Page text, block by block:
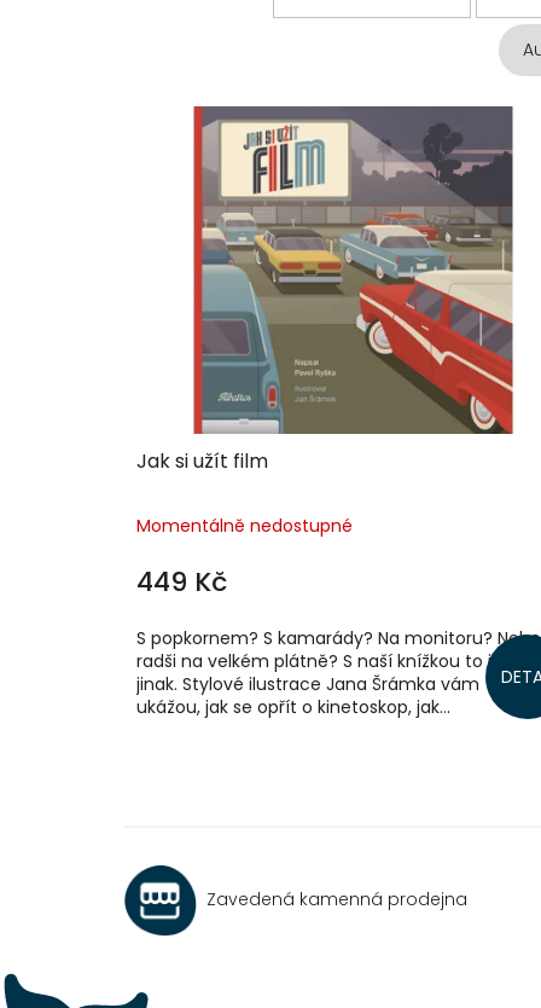
Jak si užít film
Momentálně nedostupné
449 Kč
S popkornem? S kamarády? Na monitoru? Nebo
radši na velkém plátně? S naší knížkou to jde
jinak. Stylové ilustrace Jana Šrámka vám
ukážou, jak se opřít o kinetoskop, jak...
Zavedená kamenná prodejna